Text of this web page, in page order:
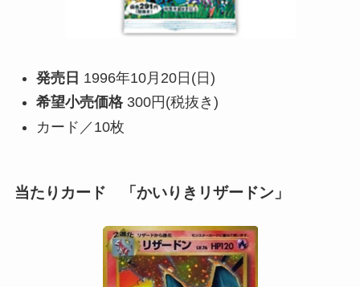
発売日 1996年10月20日(日)
希望小売価格300円(税抜き)
カード／10枚
当たりカード 「かいりきリザードン」